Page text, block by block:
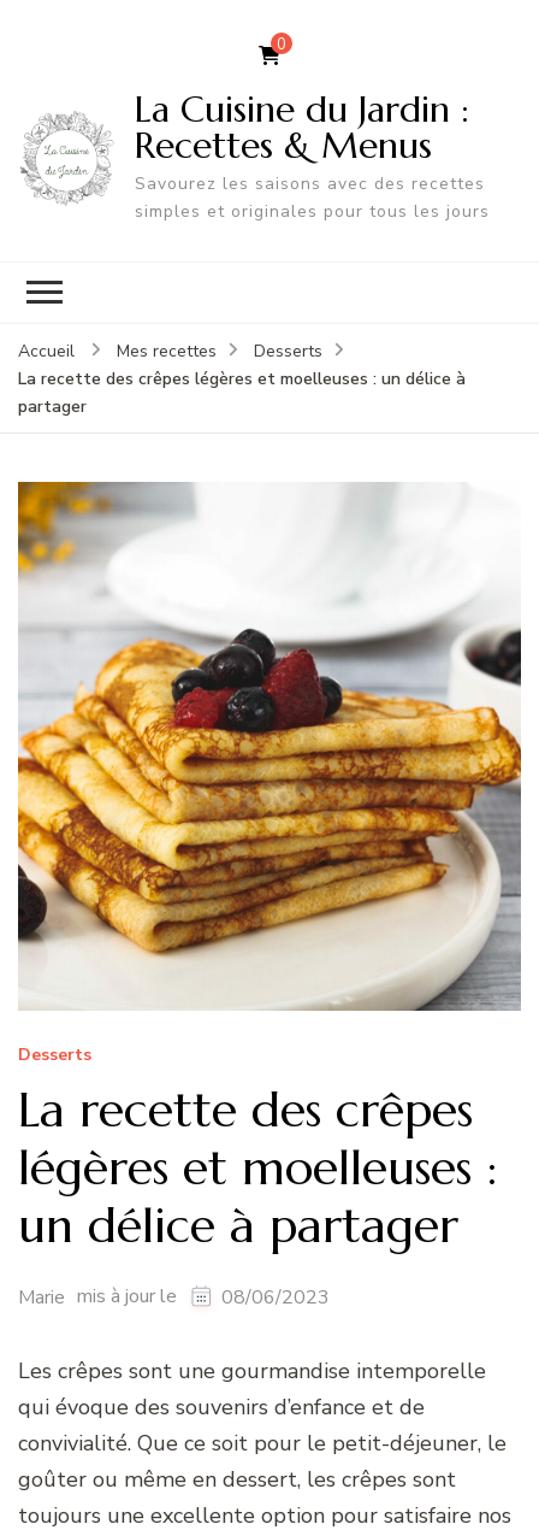
0
La Cuisine du Jardin :
Recettes & Menus
Savourez les saisons avec des recettes
simples et originales pour tous les jours
Accueil Mes recettes
Desserts
La recette des crêpes légères et moelleuses : un délice à
partager
Desserts
La recette des crêpes
légères et moelleuses :
un délice à partager
Marie mis à jour le 08/06/2023
Les crêpes sont une gourmandise intemporelle
qui évoque des souvenirs d’enfance et de
convivialité. Que ce soit pour le petit-déjeuner, le
goûter ou même en dessert, les crêpes sont
toujours une excellente option pour satisfaire nos